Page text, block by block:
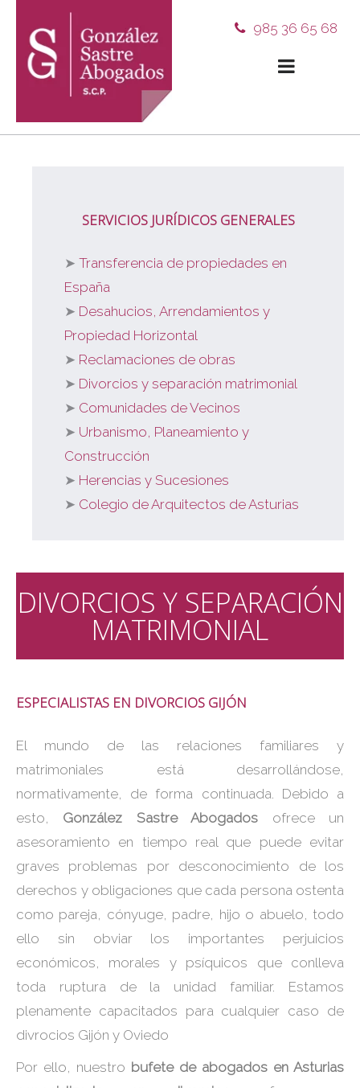
985 36 65 68
SERVICIOS JURÍDICOS GENERALES
Transferencia de propiedades en
España
Desahucios, Arrendamientos y
Propiedad Horizontal
Reclamaciones de obras
Divorcios y separación matrimonial
Comunidades de Vecinos
Urbanismo, Planeamiento y
Construcción
Herencias y Sucesiones
Colegio de Arquitectos de Asturias
DIVORCIOS Y SEPARACIÓN
MATRIMONIAL
ESPECIALISTAS EN DIVORCIOS GIJÓN
El mundo de las relaciones familiares y
matrimoniales está desarrollándose,
normativamente, de forma continuada. Debido a
esto, González Sastre Abogados ofrece un
asesoramiento en tiempo real que puede evitar
graves problemas por desconocimiento de los
derechos y obligaciones que cada persona ostenta
como pareja, cónyuge, padre, hijo o abuelo, todo
ello sin obviar los importantes perjuicios
económicos, morales y psíquicos que conlleva
toda ruptura de la unidad familiar. Estamos
plenamente capacitados para cualquier caso de
divrocios Gijón y Oviedo
Por ello, nuestro bufete de abogados en Asturias